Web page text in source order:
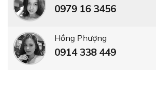
0979 16 3456
Hồng Phượng
0914 338 449